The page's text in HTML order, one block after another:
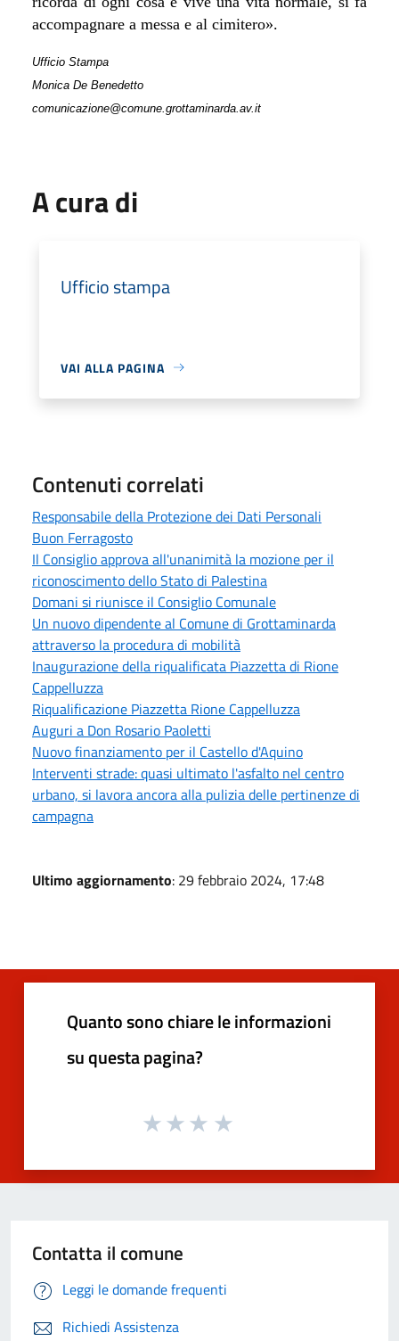
accompagnare a messa e al cimitero».
Ufficio Stampa
Monica De Benedetto
comunicazione@comune.grottaminarda.av.it
A cura di
Ufficio stampa
VAI ALLA PAGINA
Contenuti correlati
Responsabile della Protezione dei Dati Personali
Buon Ferragosto
Il Consiglio approva all'unanimità la mozione per il
riconoscimento dello Stato di Palestina
Domani si riunisce il Consiglio Comunale
Un nuovo dipendente al Comune di Grottaminarda
attraverso la procedura di mobilità
Inaugurazione della riqualificata Piazzetta di Rione
Cappelluzza
Riqualificazione Piazzetta Rione Cappelluzza
Auguri a Don Rosario Paoletti
Nuovo finanziamento per il Castello d'Aquino
Interventi strade: quasi ultimato l'asfalto nel centro
urbano, si lavora ancora alla pulizia delle pertinenze di
campagna
Ultimo aggiornamento: 29 febbraio 2024, 17:48
Quanto sono chiare le informazioni
su questa pagina?
Contatta il comune
Leggi le domande frequenti
Richiedi Assistenza